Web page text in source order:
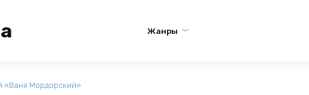
Жанры
«Ваня Мордорский»